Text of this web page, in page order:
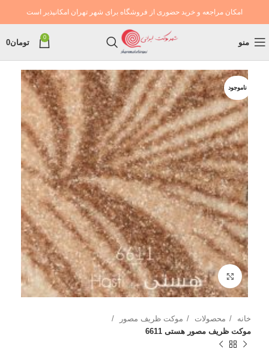
امکان مراجعه و خرید حضوری از فروشگاه برای شهر تهران امکانپذیر است
منو
0
تومان0
ناموجود
بزرگنمایی تصویر
خانه محصولات
موکت ظریف مصور
موکت ظریف مصور هستی 6611